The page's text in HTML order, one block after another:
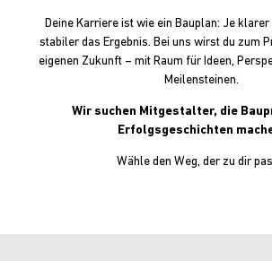
Deine Karriere ist wie ein Bauplan: Je
stabiler das Ergebnis. Bei uns wirst du zum
eigenen Zukunft – mit Raum für Ideen,
Meilensteinen.
Wir suchen Mitgestalter, die
Erfolgsgeschichten
Wähle den Weg, der zu dir